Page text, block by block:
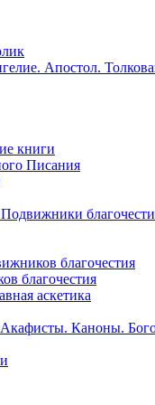
Апостол.
книги
Писания
благочестия
благочестия
аскетика
Каноны.